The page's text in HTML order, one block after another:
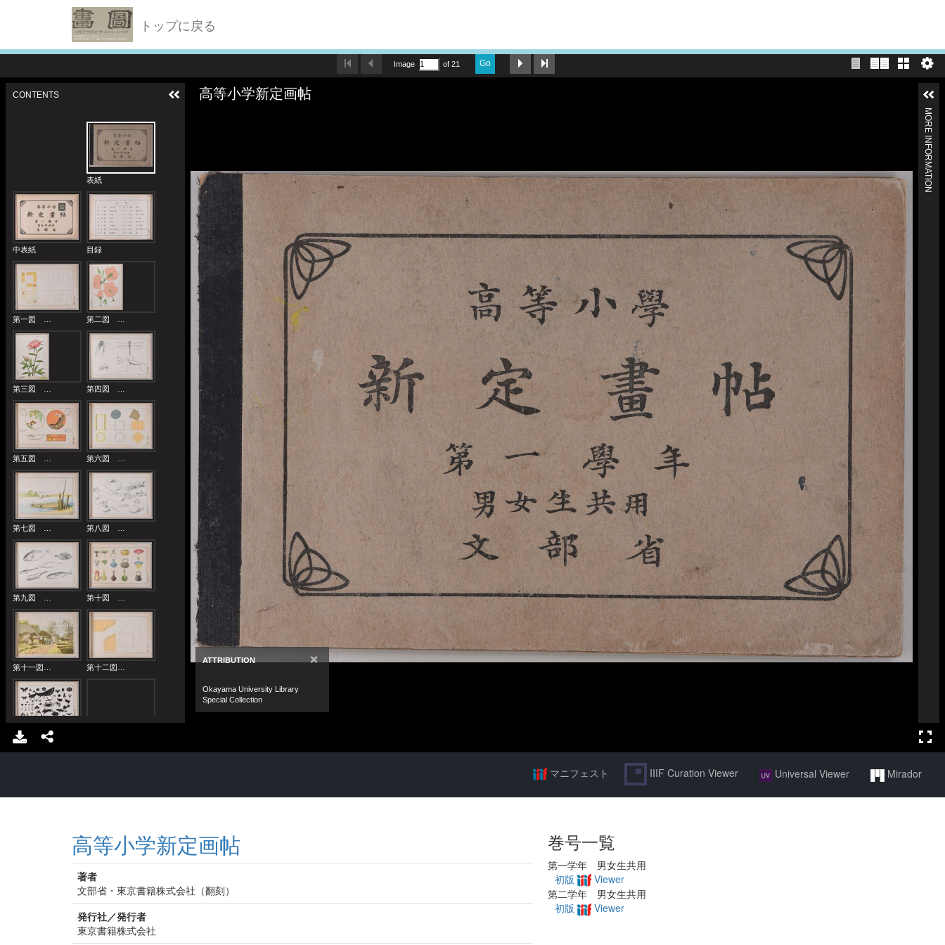
トップに戻る
マニフェスト IIIF Curation Viewer Universal Viewer Mirador
高等小学新定画帖
著者
文部省・東京書籍株式会社（翻刻）
発行社／発行者
東京書籍株式会社
巻号一覧
第一学年 男女生共用
初版
Viewer
第二学年 男女生共用
初版
Viewer